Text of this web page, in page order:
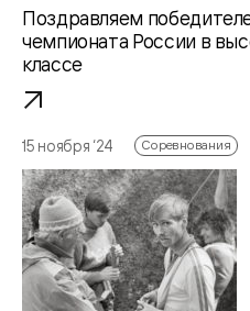
Поздравляем
чемпионата России в
классе
15 ноября ‘24 Соревнования